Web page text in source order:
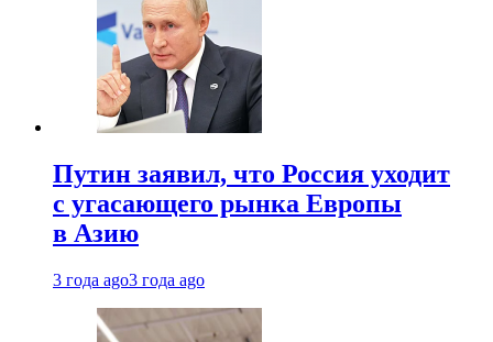
Путин заявил, что Россия уходит
с угасающего рынка Европы
в Азию
3 года ago3 года ago